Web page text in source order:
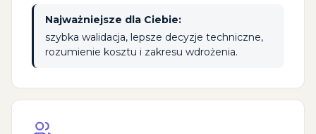
Najważniejsze dla Ciebie:
szybka walidacja, lepsze decyzje techniczne,
rozumienie kosztu i zakresu wdrożenia.